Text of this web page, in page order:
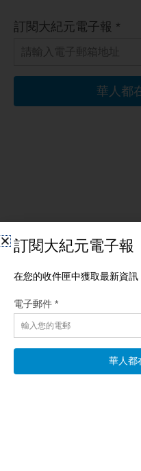
相
【新聞第一線】「還要
軍機急升空
【新唐人北京時間2026年08